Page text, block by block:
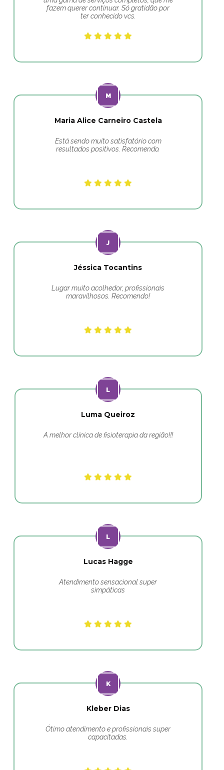
fazem querer continuar. Só gratidão por
ter conhecido vcs.
Maria Alice Carneiro Castela
Está sendo muito satisfatório com
resultados positivos. Recomendo.
Jéssica Tocantins
Lugar muito acolhedor, profissionais
maravilhosos. Recomendo!
Luma Queiroz
A melhor clínica de fisioterapia da região!!!
Lucas Hagge
Atendimento sensacional super
simpáticas
Kleber Dias
Ótimo atendimento e profissionais super
capacitadas.